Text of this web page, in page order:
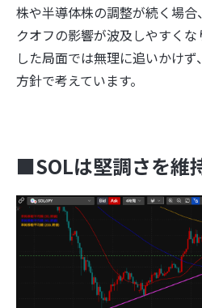
株や半導体株の調整が続く場
クオフの影響が波及しやすく
した局面では無理に追いかけ
方針で考えています。
■SOLは堅調さを維